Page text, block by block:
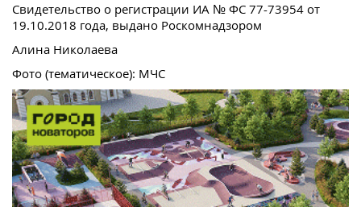
Свидетельство о регистрации ИА № ФС 77-73954 от
19.10.2018 года, выдано Роскомнадзором
Алина Николаева
Фото (тематическое): МЧС